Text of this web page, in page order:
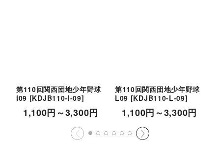
第110回関西団地少年野球
I09 [KDJB110-I-09]
1,100円～3,300円
第110回関西団地少年野球
L09 [KDJB110-L-09]
1,100円～3,300円